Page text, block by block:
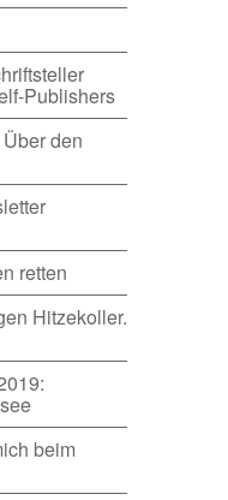
Publishers
den
retten
Hitzekoller.
beim